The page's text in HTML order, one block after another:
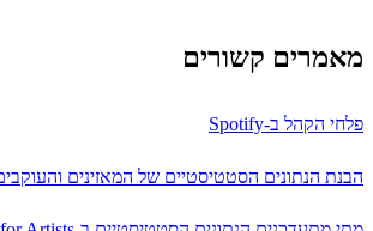
מאמרים קשורים
פלחי הקהל ב-Spotify
הבנת הנתונים הסטטיסטיים של המאזינים